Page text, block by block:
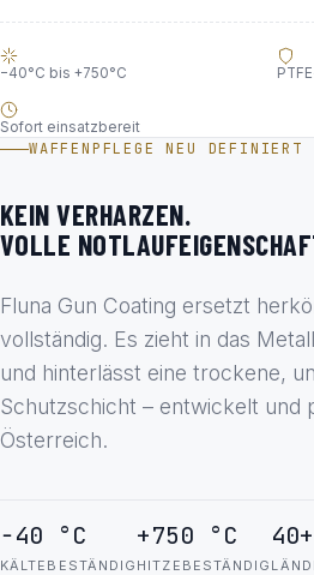
−40°C bis +750°C
Sofort einsatzbereit
WAFFENPFLEGE NEU DEFINIERT
KEIN VERHARZEN.
VOLLE
Fluna Gun Coating ersetzt
vollständig. Es zieht in das
und hinterlässt eine trockene,
Schutzschicht – entwickelt und
Österreich.
−40 °C
KÄLTEBESTÄNDIG
+750 °C
HITZEBESTÄNDIG
40+